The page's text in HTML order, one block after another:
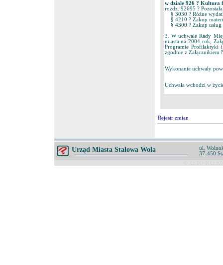
w dziale 926 ?
rozdz. 92695 ?
§ 3030 ? Różne
§ 4210 ? Zakup
§ 4300 ? Zakup
3. W uchwale Rady
miasta na 2004 rok,
Programie Profilaktyki
zgodnie z Załącznikiem
Wykonanie uchwały
Uchwała wchodzi w
Rejestr zmian
Urząd Miasta Stalowa Wola
ul.
37-450